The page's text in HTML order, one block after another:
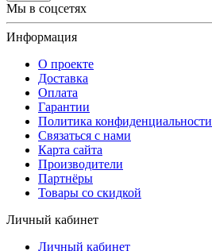
Мы в соцсетях
Информация
О проекте
Доставка
Оплата
Гарантии
Политика конфиденциальности
Связаться с нами
Карта сайта
Производители
Партнёры
Товары со скидкой
Личный кабинет
Личный кабинет